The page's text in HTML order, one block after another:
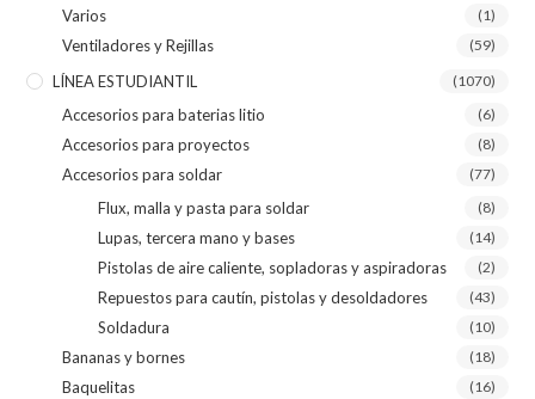
Varios (1)
Ventiladores y Rejillas (59)
LÍNEA ESTUDIANTIL (1070)
Accesorios para baterias litio (6)
Accesorios para proyectos (8)
Accesorios para soldar (77)
Flux, malla y pasta para soldar (8)
Lupas, tercera mano y bases (14)
Pistolas de aire caliente, sopladoras y aspiradoras (2)
Repuestos para cautín, pistolas y desoldadores (43)
Soldadura (10)
Bananas y bornes (18)
Baquelitas (16)